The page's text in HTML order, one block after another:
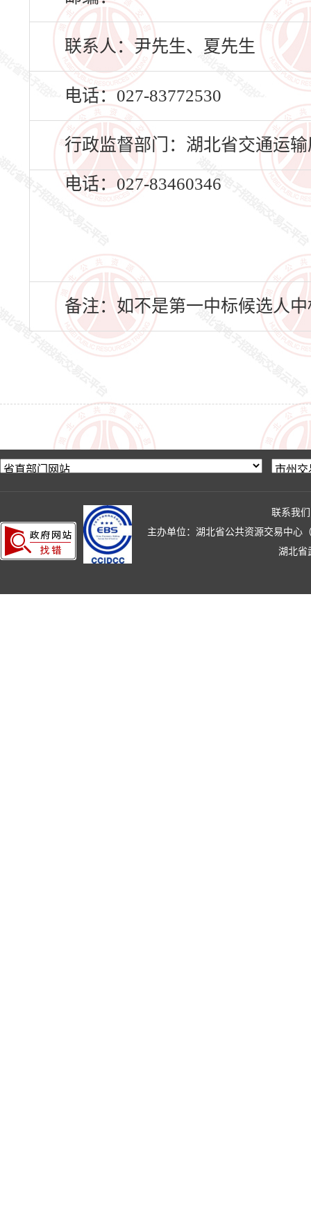
联系人：尹先生、夏先生
电话：027-83772530
行政监督部门：湖北省交通运输
电话：027-83460346
备注：如不是第一中标候选人
联系我们
主办单位：湖北省公共资源交易中心
湖北省